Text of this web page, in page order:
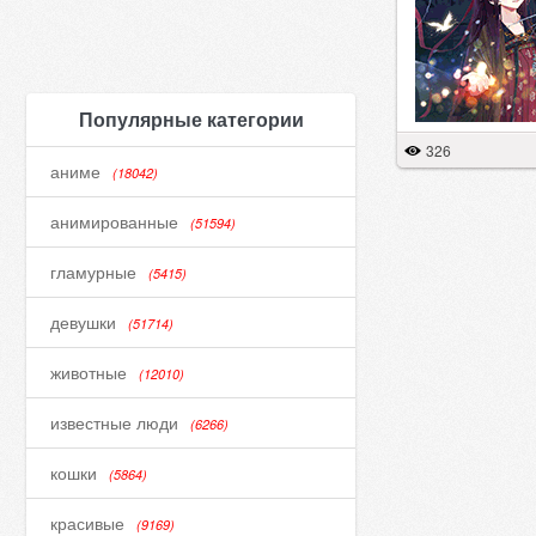
Популярные категории
аниме (18042)
анимированные (51594)
гламурные (5415)
девушки (51714)
животные (12010)
известные люди (6266)
кошки (5864)
красивые (9169)
326